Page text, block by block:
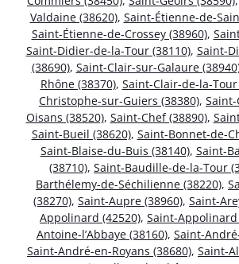
Valdaine (38620), Saint-Étienne-de-
Saint-Étienne-de-Crossey (38960),
Saint-Didier-de-la-Tour (38110), Saint-
(38690), Saint-Clair-sur-Galaure
Rhône (38370), Saint-Clair-de-la-Tour
Christophe-sur-Guiers (38380),
Oisans (38520), Saint-Chef (38890),
Saint-Bueil (38620), Saint-Bonnet-de-
Saint-Blaise-du-Buis (38140), Saint-
(38710), Saint-Baudille-de-la-Tour
Barthélemy-de-Séchilienne (38220),
(38270), Saint-Aupre (38960), Saint-
Appolinard (42520), Saint-Appolinard
Antoine-l’Abbaye (38160), Saint-
Saint-André-en-Royans (38680), Saint-